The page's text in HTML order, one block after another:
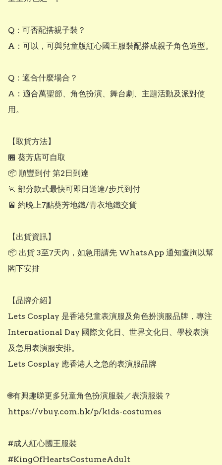
Q：可否配搭親子裝？
A：可以，可與兒童版紅心國王服裝配搭成親子角色造型。
Q：適合什麼場合？
A：適合萬聖節、角色扮演、舞台劇、主題活動及派對使
用。
【取貨方法】
🏪 葵芳店可自取
📦 順豐到付 第2日到達
🏃 部分款式最快可即日送達/步兵到付
🚈 約晚上7點葵芳地鐵/青衣地鐵交貨
【出貨資訊】
📦 出貨 3至7天內，如急用請先 WhatsApp 通知查詢以幫
閣下安排
【品牌介紹】
Lets Cosplay 是香港兒童表演服及角色扮演服品牌，專注
International Day 國際文化日、世界文化日、學校表演
及急用表演服安排。
Lets Cosplay 應香港人之急的表演服品牌
🌐有興趣睇更多兒童角色扮演服裝／表演服裝？
https://vbuy.com.hk/p/kids-costumes
#成人紅心國王服裝
#KingOfHeartsCostumeAdult